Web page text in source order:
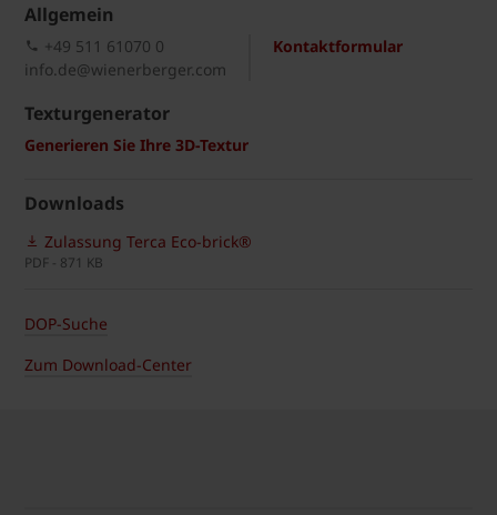
Allgemein
Kontaktformular
+49 511 61070 0
info.de@wienerberger.com
Texturgenerator
Generieren Sie Ihre 3D-Textur
Downloads
Zulassung Terca Eco-brick®
PDF - 871 KB
DOP-Suche
Zum Download-Center